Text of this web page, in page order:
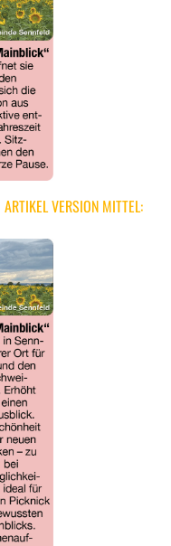
ARTIKEL VERSION MITTEL: